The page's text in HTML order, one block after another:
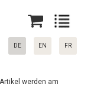
DE EN FR
werden am